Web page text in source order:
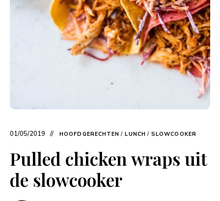
01/05/2019 HOOFDGERECHTEN / LUNCH / SLOWCOOKER
Pulled chicken wraps uit
de slowcooker